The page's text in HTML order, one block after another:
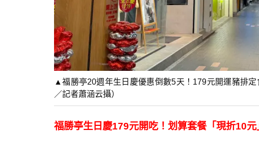
▲福勝亭20週年生日慶優惠倒數5天！179元開運豬排
／記者蕭涵云攝）
福勝亭生日慶179元開吃！ 划算套餐「現折10